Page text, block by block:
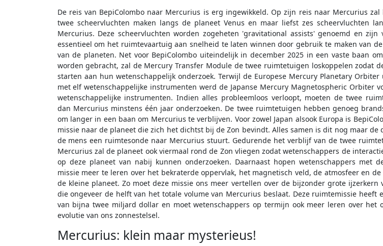
De reis van BepiColombo naar Mercurius is erg ingewikkeld. Op zijn reis naar Mercurius
twee scheervluchten maken langs de planeet Venus en maar liefst zes scheervluchten
Mercurius. Deze scheervluchten worden zogeheten 'gravitational assists' genoemd en zijn
essentieel om het ruimtevaartuig aan snelheid te laten winnen door gebruik te maken van
van de planeten. Net voor BepiColombo uiteindelijk in december 2025 in een vaste baan
worden gebracht, zal de Mercury Transfer Module de twee ruimtetuigen loskoppelen zodat
starten aan hun wetenschappelijk onderzoek. Terwijl de Europese Mercury Planetary
met elf wetenschappelijke instrumenten werd de Japanse Mercury Magnetospheric Orbiter
wetenschappelijke instrumenten. Indien alles probleemloos verloopt, moeten de twee
dan Mercurius minstens één jaar onderzoeken. De twee ruimtetuigen hebben genoeg
om langer in een baan om Mercurius te verblijven. Voor zowel Japan alsook Europa is
missie naar de planeet die zich het dichtst bij de Zon bevindt. Alles samen is dit nog maar de
de mens een ruimtesonde naar Mercurius stuurt. Gedurende het verblijf van de twee
Mercurius zal de planeet ook viermaal rond de Zon vliegen zodat wetenschappers de
op deze planeet van nabij kunnen onderzoeken. Daarnaast hopen wetenschappers met
missie meer te leren over het bekraterde oppervlak, het magnetisch veld, de atmosfeer en
de kleine planeet. Zo moet deze missie ons meer vertellen over de bijzonder grote ijzerkern
die ongeveer de helft van het totale volume van Mercurius beslaat. Deze ruimtemissie heeft
van bijna twee miljard dollar en moet wetenschappers op termijn ook meer leren over het
evolutie van ons zonnestelsel.
Mercurius: klein maar mysterieus!